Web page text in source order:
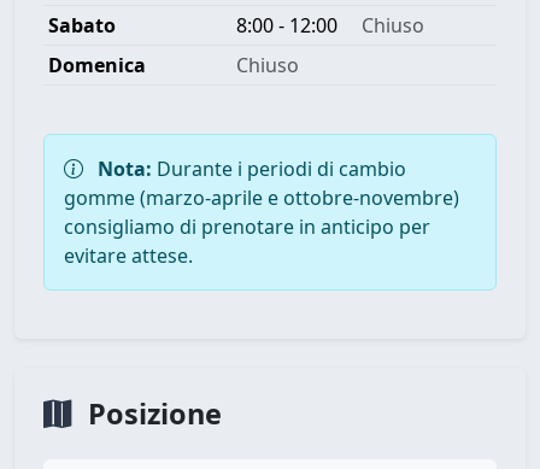
Sabato
8:00 - 12:00
Chiuso
Domenica
Chiuso
Nota: Durante i periodi di cambio
gomme (marzo-aprile e ottobre-novembre)
consigliamo di prenotare in anticipo per
evitare attese.
Posizione